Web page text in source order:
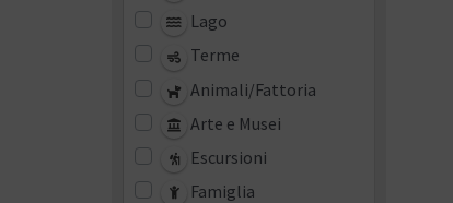
Lago
Terme
Animali/Fattoria
Arte e Musei
Escursioni
Famiglia